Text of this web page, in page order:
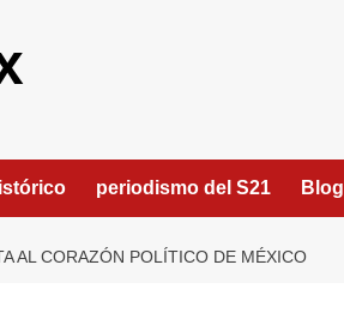
periodismo del S21 Blog
AL CORAZÓN POLÍTICO DE MÉXICO